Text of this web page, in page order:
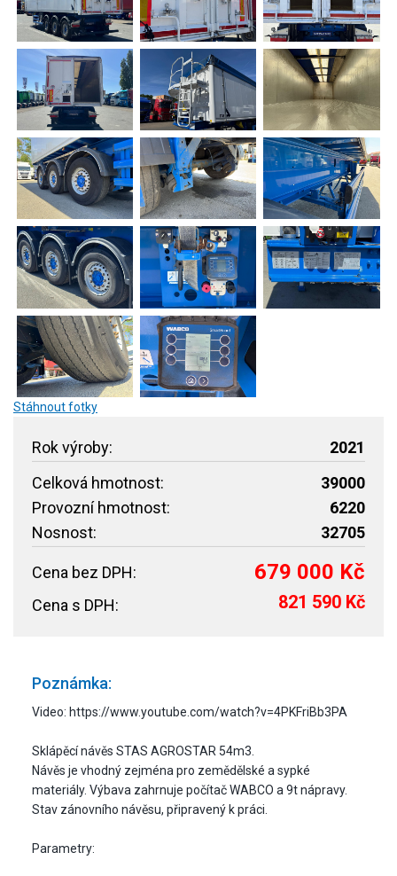
Stáhnout fotky
Rok výroby:
2021
Celková hmotnost:
39000
Provozní hmotnost:
6220
Nosnost:
32705
Cena bez DPH: 679 000 Kč
Cena s DPH: 821 590 Kč
Poznámka:
Video: https://www.youtube.com/watch?v=4PKFriBb3PA
Sklápěcí návěs STAS AGROSTAR 54m3.
Návěs je vhodný zejména pro zemědělské a sypké
materiály. Výbava zahrnuje počítač WABCO a 9t nápravy.
Stav zánovního návěsu, připravený k práci.
Parametry: